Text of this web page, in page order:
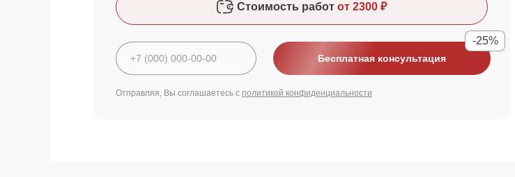
Стоимость работ от 2300 ₽
Бесплатная консультация
-25%
Отправляя, Вы соглашаетесь с политикой конфиденциальности